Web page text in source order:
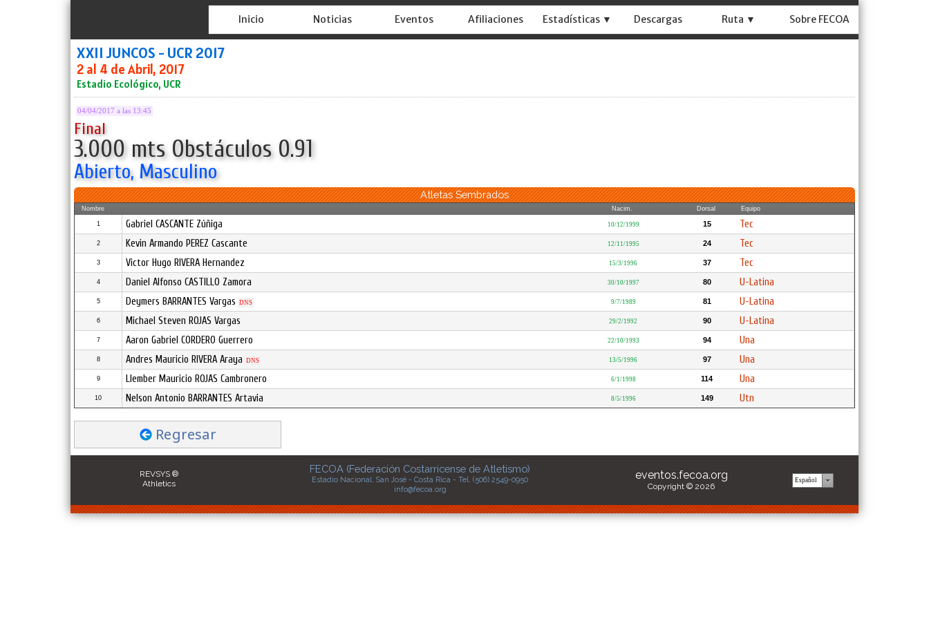
Inicio Noticias Eventos Afiliaciones Estadísticas ▼ Descargas Ruta ▼ Sobre FECOA
XXII JUNCOS - UCR 2017
2 al 4 de Abril, 2017
Estadio Ecológico, UCR
04/04/2017 a las 13:45
Final
3.000 mts Obstáculos 0.91
Abierto, Masculino
Atletas Sembrados
Nombre Nacim. Dorsal Equipo
1 Gabriel CASCANTE Zúñiga 10/12/1999 15 Tec
2 Kevin Armando PEREZ Cascante 12/11/1995 24 Tec
3 Victor Hugo RIVERA Hernandez 15/3/1996 37 Tec
4 Daniel Alfonso CASTILLO Zamora 30/10/1997 80 U-Latina
5 Deymers BARRANTES Vargas DNS 9/7/1989 81 U-Latina
6 Michael Steven ROJAS Vargas 29/2/1992 90 U-Latina
7 Aaron Gabriel CORDERO Guerrero 22/10/1993 94 Una
8 Andres Mauricio RIVERA Araya DNS 13/5/1996 97 Una
9 Llember Mauricio ROJAS Cambronero 6/1/1998 114 Una
10 Nelson Antonio BARRANTES Artavia 8/5/1996 149 Utn
Regresar
REVSYS ®
Athletics
FECOA (Federación Costarricense de Atletismo)
Estadio Nacional, San José - Costa Rica - Tel. (506) 2549-0950
info@fecoa.org
eventos.fecoa.org
Copyright © 2026